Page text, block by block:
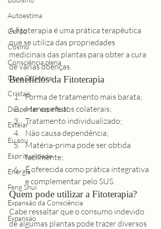
Autoestima
Corpo
Cosmo
Consciência plena
Cura Quântica
Cristais
Despertar espiritual
Estelar
Eu sou
Espiritualidade
Energia
Feng Shui
Expansão da Consciência
Expansão
A fitoterapia é uma prática terapêutica
que se utiliza das propriedades
medicinais das plantas para obter a cura
de várias doenças.
Benefícios da Fitoterapia
Forma de tratamento mais barata;
Menos efeitos colaterais;
Tratamento individualizado;
Não causa dependência;
Matéria-prima pode ser obtida
facilmente;
É oferecida como prática integrativa
e complementar pelo SUS.
Quem pode utilizar a Fitoterapia?
Cabe ressaltar que o consumo indevido
de algumas plantas pode trazer diversos